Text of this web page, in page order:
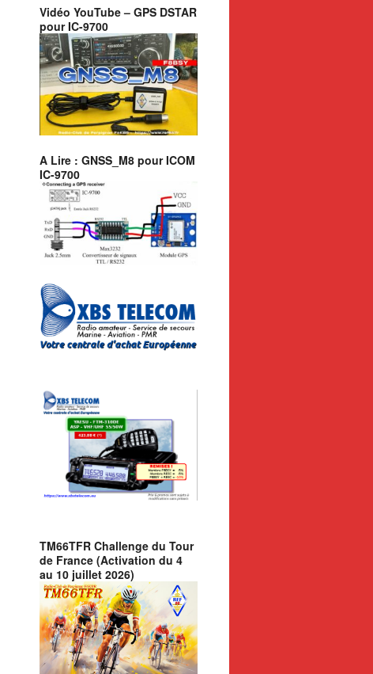
Vidéo YouTube – GPS DSTAR
pour IC-9700
A Lire : GNSS_M8 pour ICOM
IC-9700
TM66TFR Challenge du Tour
de France (Activation du 4
au 10 juillet 2026)